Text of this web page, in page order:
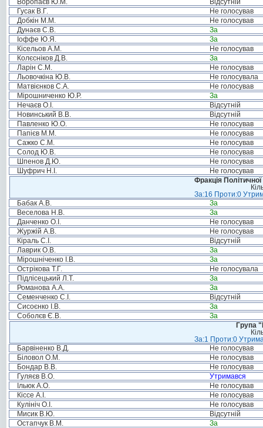
Воропаєв Ю.М.
Відсутній
Гусак В.Г.
Не голосував
Добкін М.М.
Не голосував
Дунаєв С.В.
За
Іоффе Ю.Я.
За
Кісельов А.М.
Не голосував
Колєсніков Д.В.
За
Ларін С.М.
Не голосував
Льовочкіна Ю.В.
Не голосувала
Матвієнков С.А.
Не голосував
Мірошниченко Ю.Р.
За
Нечаєв О.І.
Відсутній
Новинський В.В.
Відсутній
Павленко Ю.О.
Не голосував
Папієв М.М.
Не голосував
Сажко С.М.
Не голосував
Солод Ю.В.
Не голосував
Шпенов Д.Ю.
Не голосував
Шуфрич Н.І.
Не голосував
Фракція
За:16 Проти:0
Бабак А.В.
За
Веселова Н.В.
За
Данченко О.І.
Не голосував
Журжій А.В.
Не голосував
Кіраль С.І.
Відсутній
Лаврик О.В.
За
Мірошніченко І.В.
За
Острікова Т.Г.
Не голосувала
Підлісецький Л.Т.
За
Романова А.А.
За
Семенченко С.І.
Відсутній
Сисоєнко І.В.
За
Соболєв Є.В.
За
Група
За:1 Проти:0
Барвіненко В.Д.
Не голосував
Біловол О.М.
Не голосував
Бондар В.В.
Не голосував
Гуляєв В.О.
Утримався
Ільюк А.О.
Не голосував
Кіссе А.І.
Не голосував
Кулініч О.І.
Не голосував
Мисик В.Ю.
Відсутній
Остапчук В.М.
За